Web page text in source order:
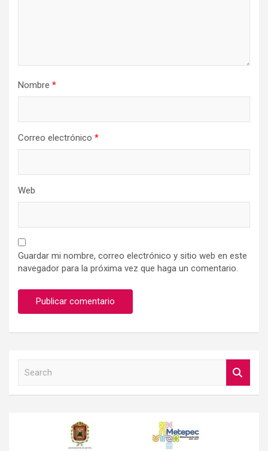
Nombre *
Correo electrónico *
Web
Guardar mi nombre, correo electrónico y sitio web en este
navegador para la próxima vez que haga un comentario.